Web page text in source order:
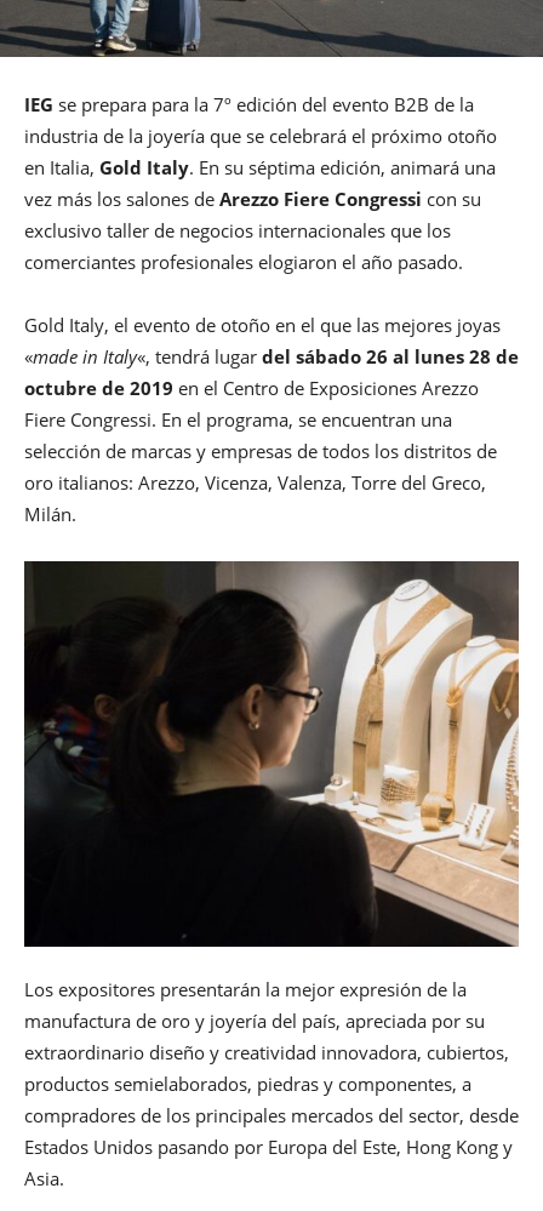
IEG se prepara para la 7º edición del evento B2B de la
industria de la joyería que se celebrará el próximo otoño
en Italia, Gold Italy. En su séptima edición, animará una
vez más los salones de Arezzo Fiere Congressi con su
exclusivo taller de negocios internacionales que los
comerciantes profesionales elogiaron el año pasado.
Gold Italy, el evento de otoño en el que las mejores joyas
«made in Italy«, tendrá lugar del sábado 26 al lunes 28 de
octubre de 2019 en el Centro de Exposiciones Arezzo
Fiere Congressi. En el programa, se encuentran una
selección de marcas y empresas de todos los distritos de
oro italianos: Arezzo, Vicenza, Valenza, Torre del Greco,
Milán.
Los expositores presentarán la mejor expresión de la
manufactura de oro y joyería del país, apreciada por su
extraordinario diseño y creatividad innovadora, cubiertos,
productos semielaborados, piedras y componentes, a
compradores de los principales mercados del sector, desde
Estados Unidos pasando por Europa del Este, Hong Kong y
Asia.